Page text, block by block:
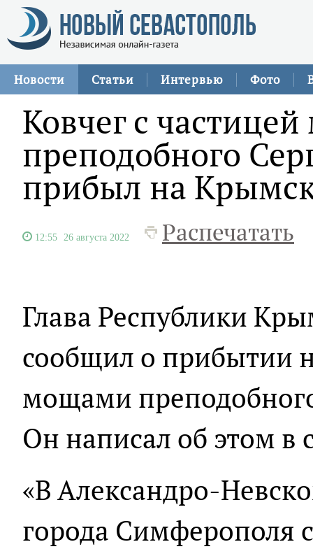
Новости Статьи Интервью Фото
Ковчег с
преподобного
прибыл на
12:55 26 августа 2022 Распечатать
Глава Республики
сообщил о прибытии
мощами
Он написал об этом в
«В Александро-
города Симферополя